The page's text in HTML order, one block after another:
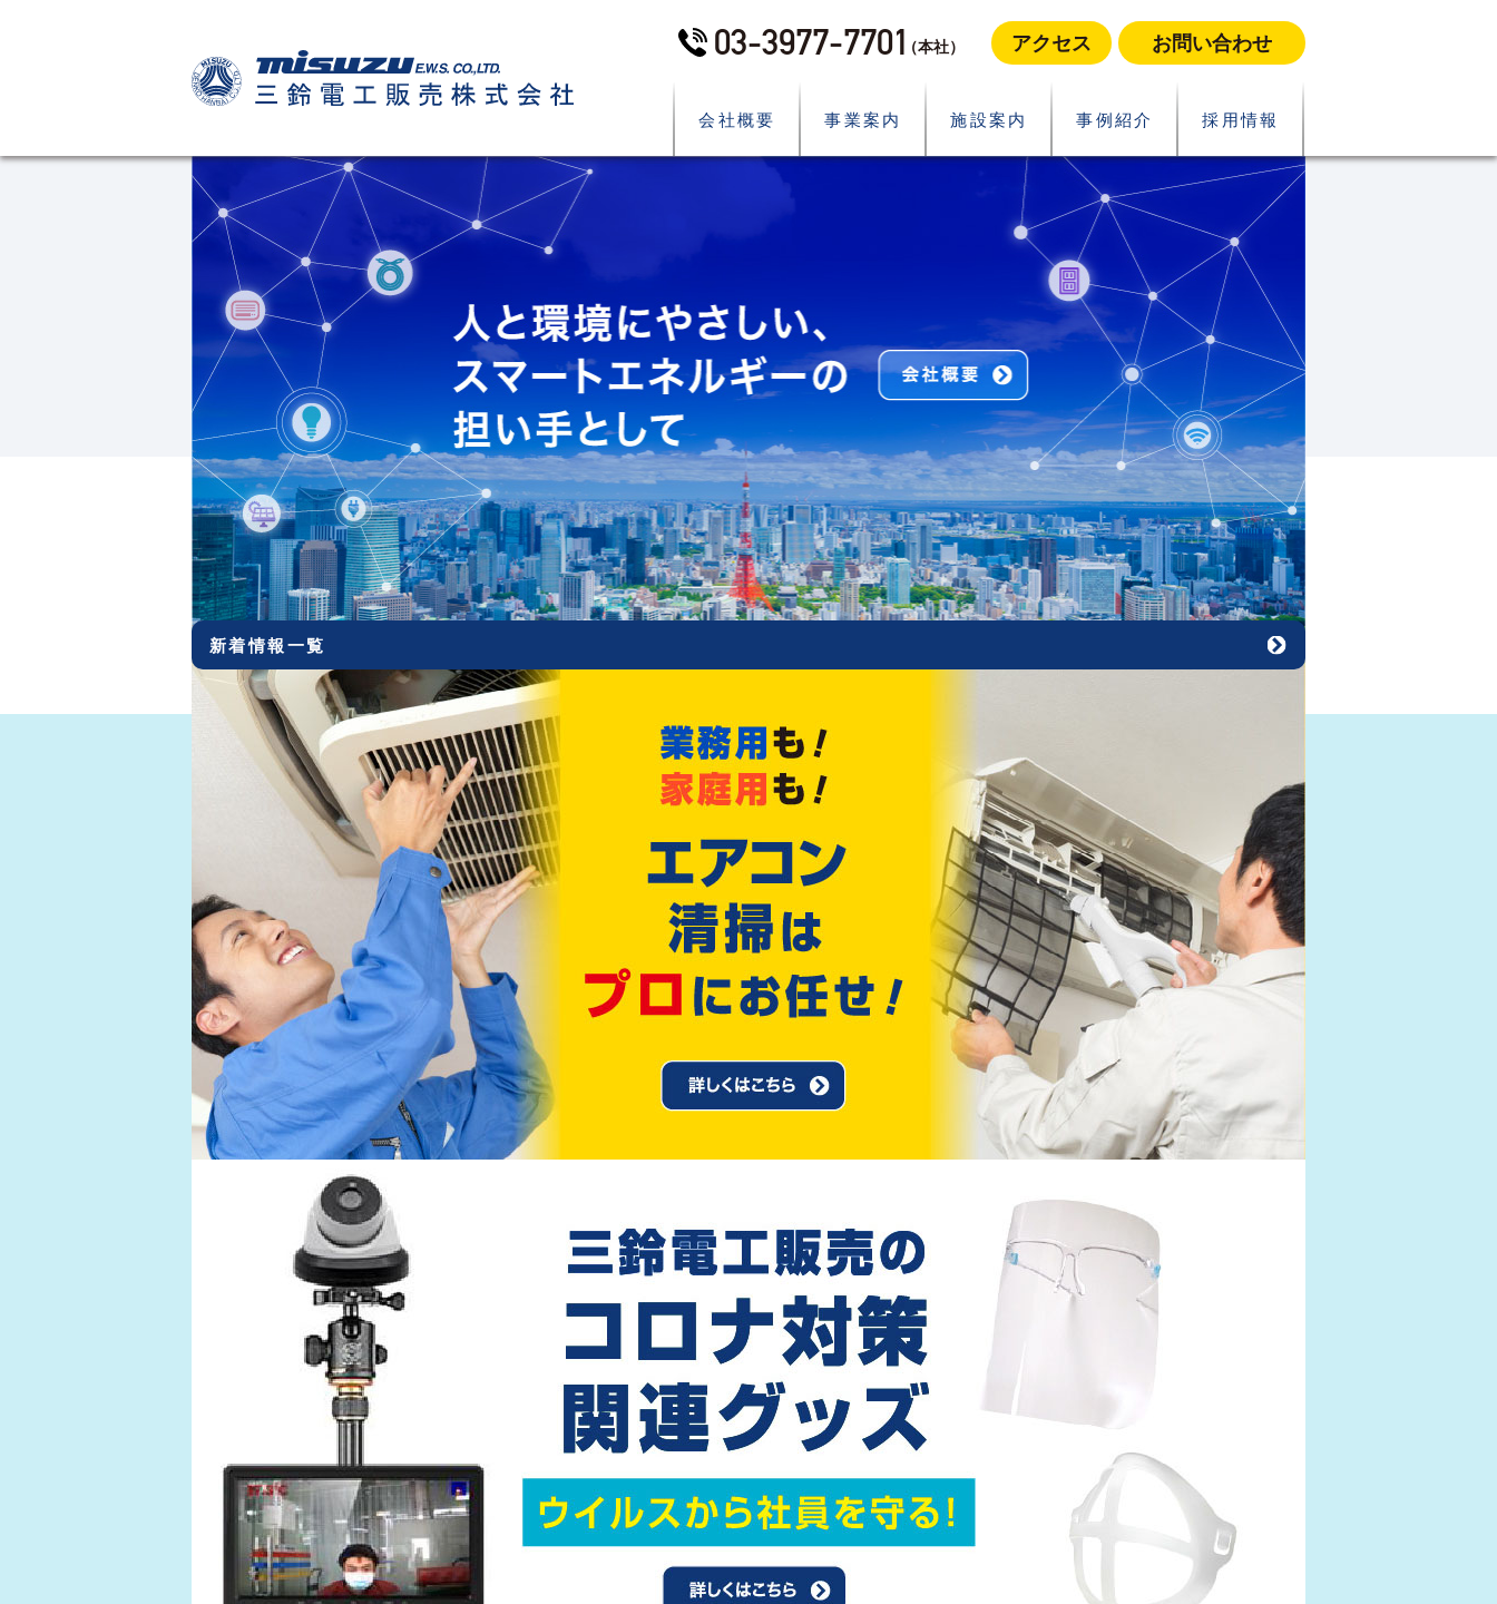
03-3977-7701 （本社） アクセス お問い合わせ
会社概要 事業案内 施設案内 事例紹介 採用情報
What’s New
新着情報
2021.03.10ＶＳ（ブイエス）コーティングスプレー オリジナルサイズ 販売開始!
2020.12.22社員募集!!
2020.12.01ホームページリニューアル!!
新着情報一覧
Recommend
おすすめ情報
高機能ガラスコーティング